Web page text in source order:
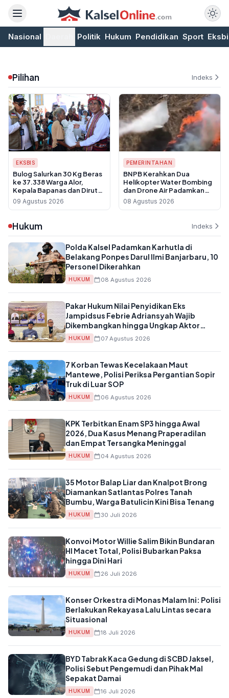
Nasional Politik Hukum Pendidikan Sport
Pilihan Indeks
EKSBIS
Bulog Salurkan 30 Kg Beras
ke 37.338 Warga Alor,
Kepala Bapanas dan Dirut
Turun Gunung Pastikan
Tepat Sasaran
09 Agustus 2026
PEMERINTAHAN
BNPB Kerahkan Dua
Helikopter Water Bombing
dan Drone Air Padamkan
Karhutla Gunung Bromo
08 Agustus 2026
Hukum Indeks
Polda Kalsel Padamkan Karhutla di
Belakang Ponpes Darul Ilmi Banjarbaru, 10
Personel Dikerahkan
HUKUM 08 Agustus 2026
Pakar Hukum Nilai Penyidikan Eks
Jampidsus Febrie Adriansyah Wajib
Dikembangkan hingga Ungkap Aktor
Korporasi
HUKUM 07 Agustus 2026
7 Korban Tewas Kecelakaan Maut
Mantewe, Polisi Periksa Pergantian Sopir
Truk di Luar SOP
HUKUM 06 Agustus 2026
KPK Terbitkan Enam SP3 hingga Awal
2026, Dua Kasus Menang Praperadilan
dan Empat Tersangka Meninggal
HUKUM 04 Agustus 2026
35 Motor Balap Liar dan Knalpot Brong
Diamankan Satlantas Polres Tanah
Bumbu, Warga Batulicin Kini Bisa Tenang
HUKUM 30 Juli 2026
Konvoi Motor Willie Salim Bikin Bundaran
HI Macet Total, Polisi Bubarkan Paksa
hingga Dini Hari
HUKUM 26 Juli 2026
Konser Orkestra di Monas Malam Ini: Polisi
Berlakukan Rekayasa Lalu Lintas secara
Situasional
HUKUM 18 Juli 2026
BYD Tabrak Kaca Gedung di SCBD Jaksel,
Polisi Sebut Pengemudi dan Pihak Mal
Sepakat Damai
HUKUM 16 Juli 2026